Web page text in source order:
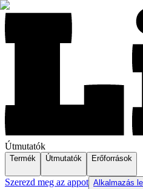
Útmutatók
Termék Útmutatók Erőforrások
Szerezd meg az appot Alkalmazás